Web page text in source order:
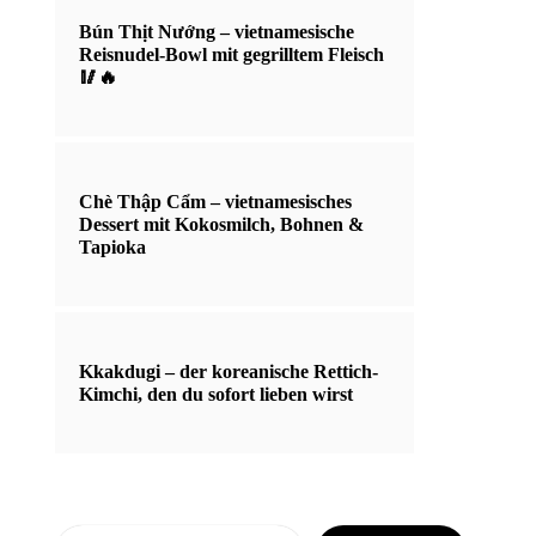
Bún Thịt Nướng – vietnamesische
Reisnudel-Bowl mit gegrilltem Fleisch
🥢🔥
Chè Thập Cẩm – vietnamesisches
Dessert mit Kokosmilch, Bohnen &
Tapioka
Kkakdugi – der koreanische Rettich-
Kimchi, den du sofort lieben wirst